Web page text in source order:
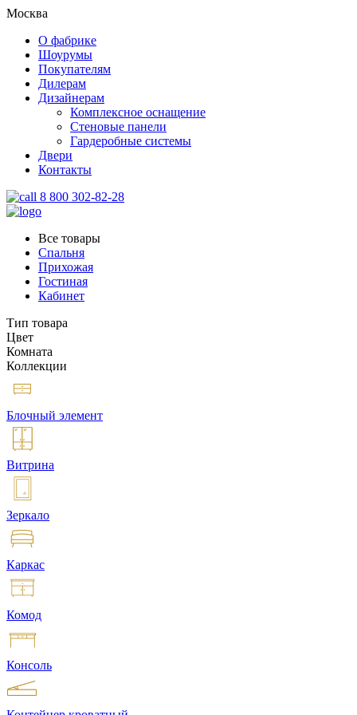
Москва
О фабрике
Шоурумы
Покупателям
Дилерам
Дизайнерам
Комплексное оснащение
Стеновые панели
Гардеробные системы
Двери
Контакты
8 800 302-82-28
Все товары
Спальня
Прихожая
Гостиная
Кабинет
Тип товара
Цвет
Комната
Коллекции
Блочный элемент
Витрина
Зеркало
Каркас
Комод
Консоль